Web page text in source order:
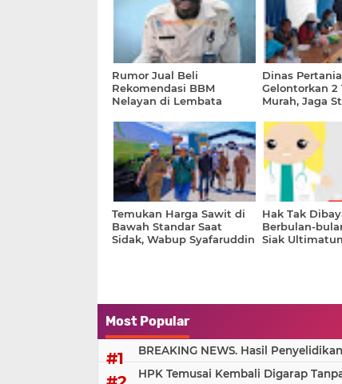
Rumor Jual Beli
Rekomendasi BBM
Nelayan di Lembata
Dinas
Gelontorkan 2
Murah, Jaga
Warga
Temukan Harga Sawit di
Bawah Standar Saat
Sidak, Wabup Syafaruddin
Hak Tak
Berbulan-
Siak
Most Popular
BREAKING NEWS. Hasil
HPK Temusai Kembali Digarap